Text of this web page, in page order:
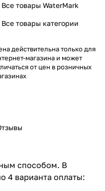
Все товары WaterMark
Все товары категории
действительна только для
магазина и может
от цен в розничных
способом. В
4 варианта оплаты: